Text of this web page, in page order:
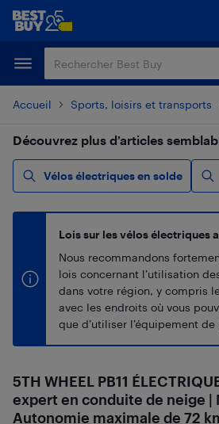
Passer
principal
Passer
Accueil Sports, loisirs et transports
Découvrez plus d’articles
Vélos électriques en solde
Lois sur les vélos électriques
Nous recommandons
lois concernant l’utilisation
dans votre région, y compris
avec les endroits où vous
que d’utiliser l’équipement
5TH WHEEL PB11
expert en conduite de neige |
Autonomie maximale de 72